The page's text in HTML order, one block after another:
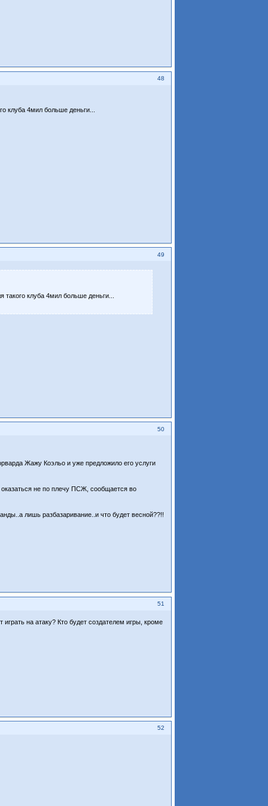
48
клуба 4мил больше деньги...
49
клуба 4мил больше деньги...
50
Жажу Коэльо и уже предложило его услуги
не по плечу ПСЖ, сообщается во
лишь разбазаривание..и что будет весной??!!
51
на атаку? Кто будет создателем игры, кроме
52